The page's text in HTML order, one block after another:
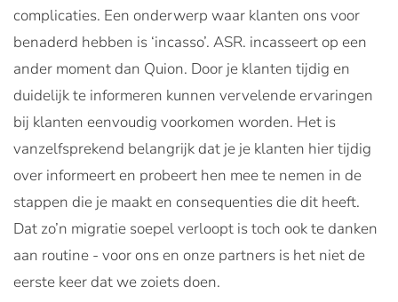
complicaties. Een onderwerp waar klanten ons voor
benaderd hebben is ‘incasso’. ASR. incasseert op een
ander moment dan Quion. Door je klanten tijdig en
duidelijk te informeren kunnen vervelende ervaringen
bij klanten eenvoudig voorkomen worden. Het is
vanzelfsprekend belangrijk dat je je klanten hier tijdig
over informeert en probeert hen mee te nemen in de
stappen die je maakt en consequenties die dit heeft.
Dat zo’n migratie soepel verloopt is toch ook te danken
aan routine - voor ons en onze partners is het niet de
eerste keer dat we zoiets doen.